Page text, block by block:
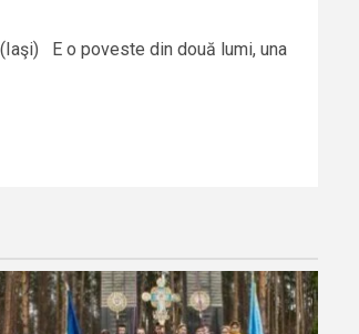
E o poveste din două lumi, una